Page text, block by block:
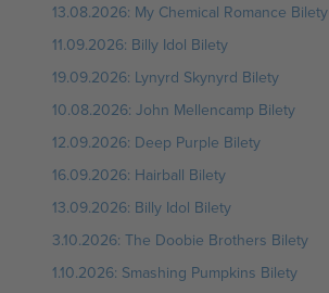
13.08.2026: My Chemical Romance Bilety
11.09.2026: Billy Idol Bilety
19.09.2026: Lynyrd Skynyrd Bilety
10.08.2026: John Mellencamp Bilety
12.09.2026: Deep Purple Bilety
16.09.2026: Hairball Bilety
13.09.2026: Billy Idol Bilety
3.10.2026: The Doobie Brothers Bilety
1.10.2026: Smashing Pumpkins Bilety